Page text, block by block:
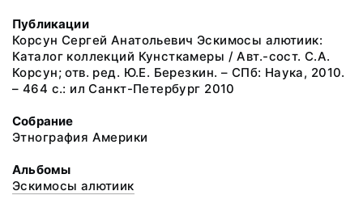
Публикации
Корсун Сергей Анатольевич Эскимосы алютиик:
Каталог коллекций Кунсткамеры / Авт.-сост. С.А.
Корсун; отв. ред. Ю.Е. Березкин. – СПб: Наука, 2010.
– 464 с.: ил Санкт-Петербург 2010
Собрание
Этнография Америки
Альбомы
Эскимосы алютиик